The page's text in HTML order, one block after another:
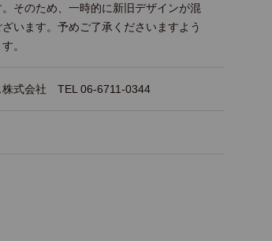
そのため、一時的に新旧デザインが混
います。予めご了承くださいますよう
。
株式会社 TEL 06-6711-0344